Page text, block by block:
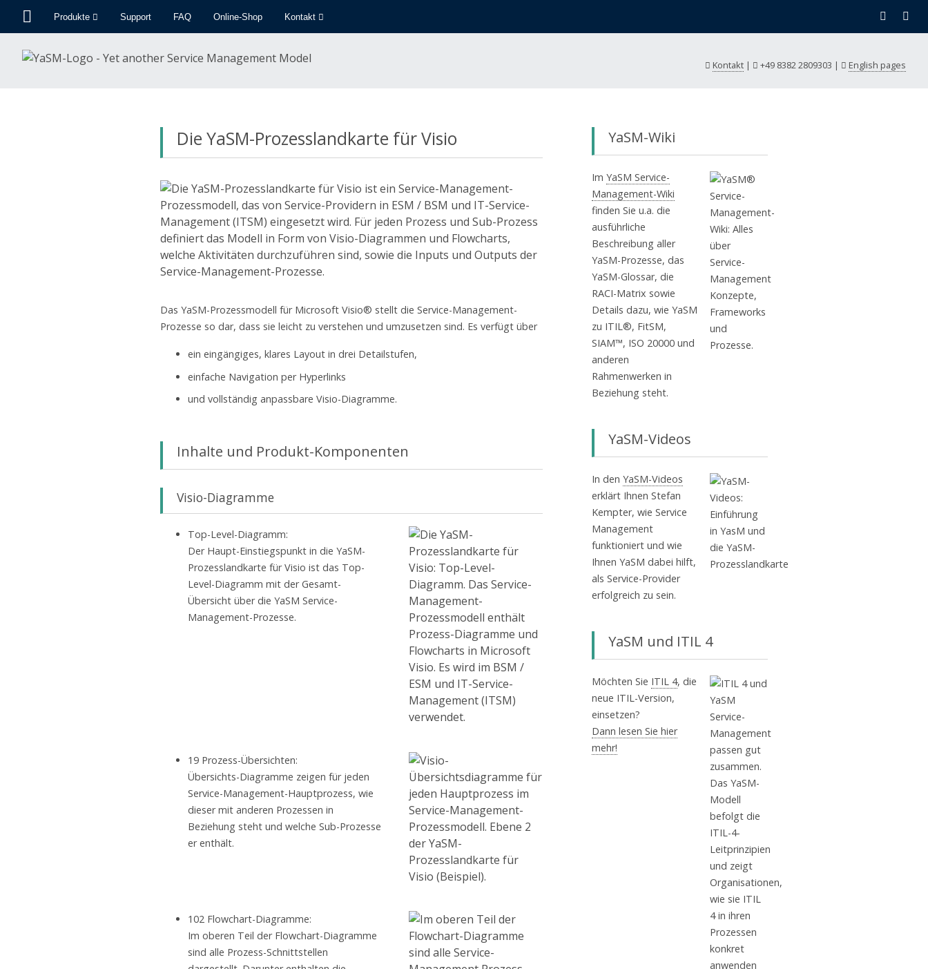
Produkte Support FAQ Online-Shop Kontakt
Kontakt | +49 8382 2809303 | English pages
Die YaSM-Prozesslandkarte für Visio
Das YaSM-Prozessmodell für Microsoft Visio® stellt die Service-Management-
Prozesse so dar, dass sie leicht zu verstehen und umzusetzen sind. Es verfügt über
ein eingängiges, klares Layout in drei Detailstufen,
einfache Navigation per Hyperlinks
und vollständig anpassbare Visio-Diagramme.
Inhalte und Produkt-Komponenten
Visio-Diagramme
Top-Level-Diagramm:
Der Haupt-Einstiegspunkt in die YaSM-
Prozesslandkarte für Visio ist das Top-
Level-Diagramm mit der Gesamt-
Übersicht über die YaSM Service-
Management-Prozesse.
19 Prozess-Übersichten:
Übersichts-Diagramme zeigen für jeden
Service-Management-Hauptprozess, wie
dieser mit anderen Prozessen in
Beziehung steht und welche Sub-Prozesse
er enthält.
102 Flowchart-Diagramme:
Im oberen Teil der Flowchart-Diagramme
sind alle Prozess-Schnittstellen
YaSM-Wiki
Im YaSM Service-
Management-Wiki
finden Sie u.a. die
ausführliche
Beschreibung aller
YaSM-Prozesse, das
YaSM-Glossar, die
RACI-Matrix sowie
Details dazu, wie YaSM
zu ITIL®, FitSM,
SIAM™, ISO 20000 und
anderen
Rahmenwerken in
Beziehung steht.
YaSM-Videos
In den YaSM-Videos
erklärt Ihnen Stefan
Kempter, wie Service
Management
funktioniert und wie
Ihnen YaSM dabei hilft,
als Service-Provider
erfolgreich zu sein.
YaSM und ITIL 4
Möchten Sie ITIL 4, die
neue ITIL-Version,
einsetzen?
Dann lesen Sie hier
mehr!